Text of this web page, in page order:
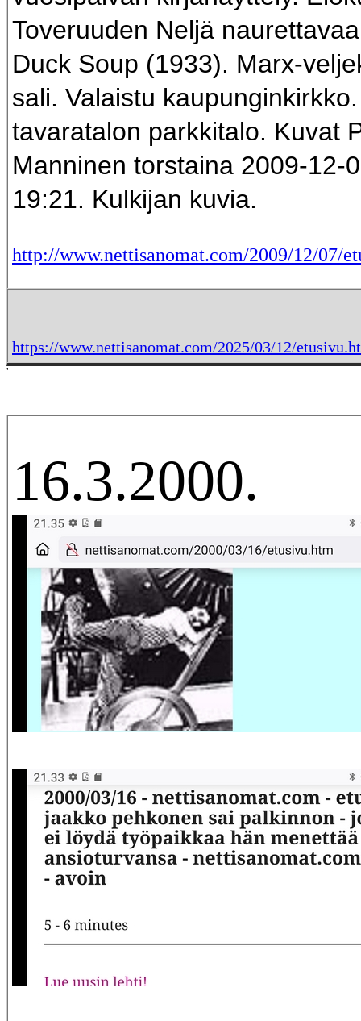
Toveruuden Neljä
Duck Soup (1933). Marx-
sali. Valaistu
tavaratalon parkkitalo. Kuvat
Manninen torstaina 2009-12-
19:21. Kulkijan kuvia.
http://www.nettisanomat.com/2009/12/07/
https://www.nettisanomat.com/2025/03/12/
'
16.3.2000.